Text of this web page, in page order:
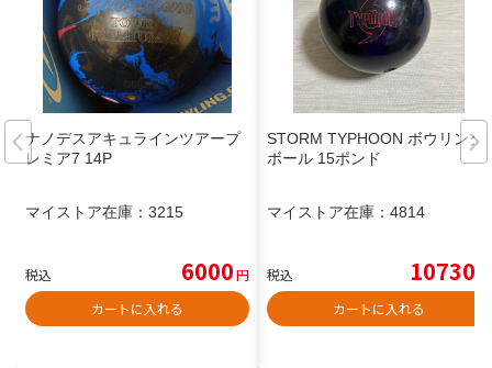
ナノデスアキュラインツアープ
レミア7 14P
マイストア在庫： 3215
税込 6000円
カートに入れる
STORM TYPHOON ボウリング
ボール 15ポンド
マイストア在庫： 4814
税込 10730
カートに入れる